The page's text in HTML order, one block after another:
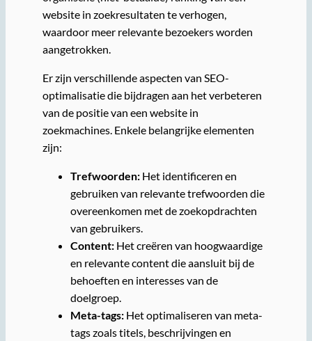
website in zoekresultaten te verhogen,
waardoor meer relevante bezoekers worden
aangetrokken.
Er zijn verschillende aspecten van SEO-
optimalisatie die bijdragen aan het verbeteren
van de positie van een website in
zoekmachines. Enkele belangrijke elementen
zijn:
Trefwoorden:Het identificeren en
gebruiken van relevante trefwoorden die
overeenkomen met de zoekopdrachten
van gebruikers.
Content:Het creëren van hoogwaardige
en relevante content die aansluit bij de
behoeften en interesses van de
doelgroep.
Meta-tags:Het optimaliseren van meta-
tags zoals titels, beschrijvingen en